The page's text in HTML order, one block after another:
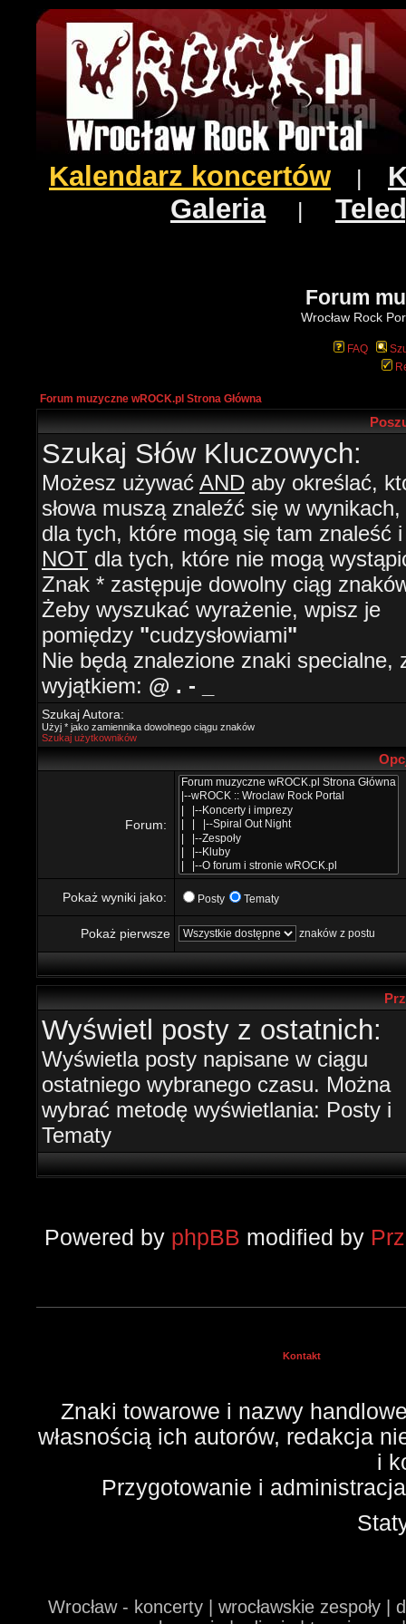
Kalendarz koncertów
Galeria|
Forum
Wrocław Rock
FAQ
Forum muzyczne wROCK.pl Strona Główna
Szukaj Słów Kluczowych:
Możesz używać AND aby określać,
słowa muszą znaleźć się w wynikach,
dla tych, które mogą się tam znaleść i
NOT dla tych, które nie mogą
Znak * zastępuje dowolny ciąg
Żeby wyszukać wyrażenie, wpisz je
pomiędzy "cudzysłowiami"
Nie będą znalezione znaki specialne,
wyjątkiem: @ . - _
Szukaj Autora:
Użyj * jako zamiennika dowolnego ciągu znaków
Szukaj użytkowników
Forum:
Pokaż wyniki jako: Posty Tematy
Pokaż pierwsze znaków z postu
Wyświetl posty z ostatnich:
Wyświetla posty napisane w ciągu
ostatniego wybranego czasu. Można
wybrać metodę wyświetlania: Posty i
Tematy
Powered by phpBB modified by
Kontakt
Znaki towarowe i nazwy
własnością ich autorów, redakcja
i
Przygotowanie i
Wrocław - koncerty | wrocławskie zespoły